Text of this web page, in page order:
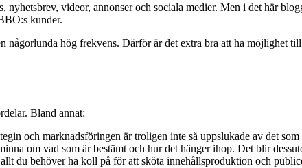
videor, annonser och sociala medier. Men i det här
kunder.
någorlunda hög frekvens. Därför är det extra bra att ha möjlighet
Bland annat:
och marknadsföringen är troligen inte så uppslukade av det
om vad som är bestämt och hur det hänger ihop. Det blir
du behöver ha koll på för att sköta innehållsproduktion och